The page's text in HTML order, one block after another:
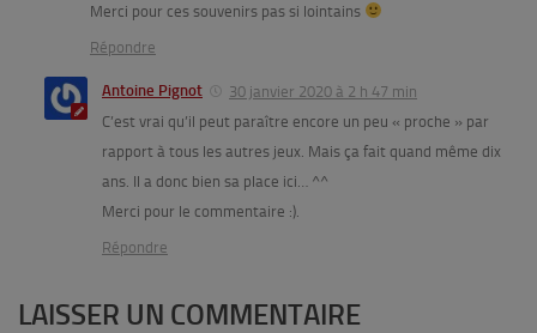
Merci pour ces souvenirs pas si lointains
Répondre
Antoine Pignot
30 janvier 2020 à 2 h 47 min
C’est vrai qu’il peut paraître encore un peu « proche » par
rapport à tous les autres jeux. Mais ça fait quand même dix
ans. Il a donc bien sa place ici… ^^
Merci pour le commentaire :).
Répondre
LAISSER UN COMMENTAIRE